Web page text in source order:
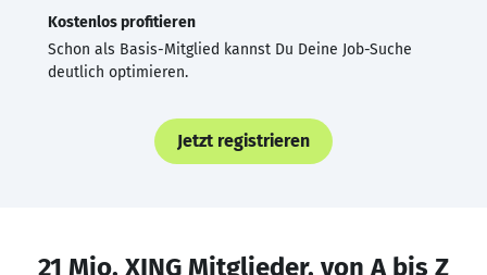
Kostenlos profitieren
Schon als Basis-Mitglied kannst Du Deine Job-Suche
deutlich optimieren.
Jetzt registrieren
21 Mio. XING Mitglieder, von A bis Z